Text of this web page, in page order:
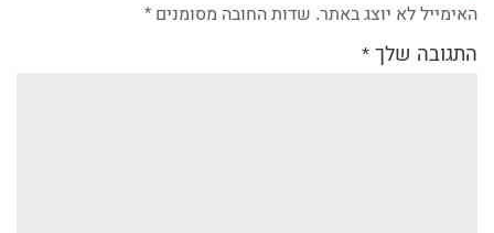
האימייל לא יוצג באתר. שדות החובה מסומנים *
התגובה שלך*